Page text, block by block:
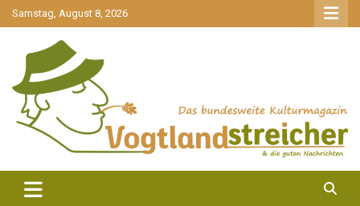
gehe
zum
Samstag, August 8, 2026
Vogtlandstreicher